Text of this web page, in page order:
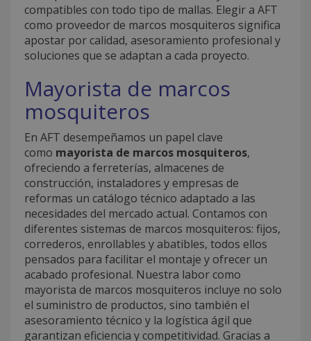
compatibles con todo tipo de mallas. Elegir a AFT
como proveedor de marcos mosquiteros significa
apostar por calidad, asesoramiento profesional y
soluciones que se adaptan a cada proyecto.
Mayorista de marcos
mosquiteros
En AFT desempeñamos un papel clave
como mayorista de marcos mosquiteros,
ofreciendo a ferreterías, almacenes de
construcción, instaladores y empresas de
reformas un catálogo técnico adaptado a las
necesidades del mercado actual. Contamos con
diferentes sistemas de marcos mosquiteros: fijos,
correderos, enrollables y abatibles, todos ellos
pensados para facilitar el montaje y ofrecer un
acabado profesional. Nuestra labor como
mayorista de marcos mosquiteros incluye no solo
el suministro de productos, sino también el
asesoramiento técnico y la logística ágil que
garantizan eficiencia y competitividad. Gracias a